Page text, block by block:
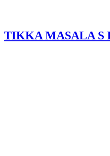
TIKKA MASALA S